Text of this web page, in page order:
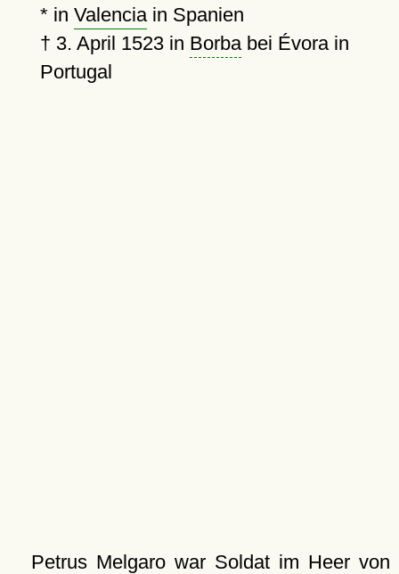
* in Valenciain Spanien
† 3. April 1523in Borbabei Évora in
Portugal
Petrus Melgaro war Soldat im Heer von